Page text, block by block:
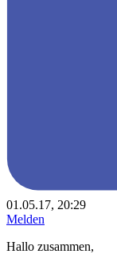
01.05.17, 20:29
Melden
Hallo zusammen,